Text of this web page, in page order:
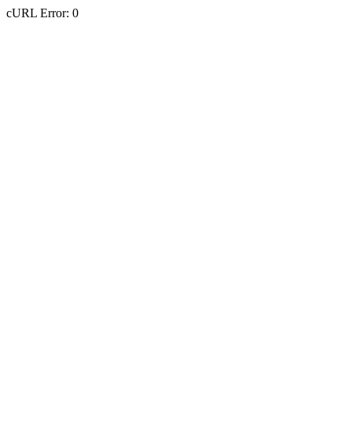
cURL Error: 0